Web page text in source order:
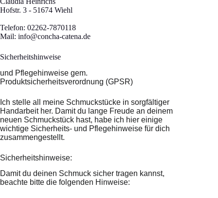
Hofstr. 3 - 51674 Wiehl
Telefon: 02262-7870118
Mail: info@concha-catena.de
Sicherheitshinweise
und Pflegehinweise gem.
Produktsicherheitsverordnung (GPSR)
Ich stelle all meine Schmuckstücke in sorgfältiger
Handarbeit her. Damit du lange Freude an deinem
neuen Schmuckstück hast, habe ich hier einige
wichtige Sicherheits- und Pflegehinweise für dich
zusammengestellt.
Sicherheitshinweise:
Damit du deinen Schmuck sicher tragen kannst,
beachte bitte die folgenden Hinweise: